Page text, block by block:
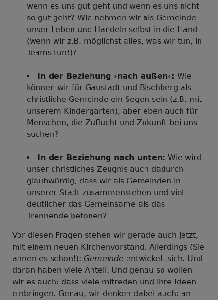
wenn es uns gut geht und wenn es uns nicht
so gut geht? Wie nehmen wir als Gemeinde
unser Leben und Handeln selbst in die Hand
(wenn wir z.B. möglichst alles, was wir tun, in
Teams tun!)?
In der Beziehung ›nach außen‹: Wie
können wir für Gaustadt und Bischberg als
christliche Gemeinde ein Segen sein (z.B. mit
unserem Kindergarten), aber eben auch für
Menschen, die Zuflucht und Zukunft bei uns
suchen?
In der Beziehung nach unten: Wie wird
unser christliches Zeugnis auch dadurch
glaubwürdig, dass wir als Gemeinden in
unserer Stadt zusammenstehen und viel
deutlicher das Gemeinsame als das
Trennende betonen?
Vor diesen Fragen stehen wir gerade auch jetzt,
mit einem neuen Kirchenvorstand. Allerdings (Sie
ahnen es schon!): Gemeinde entwickelt sich. Und
daran haben viele Anteil. Und genau so wollen
wir es auch: dass viele mitreden und ihre Ideen
einbringen. Genau, wir denken dabei auch: an